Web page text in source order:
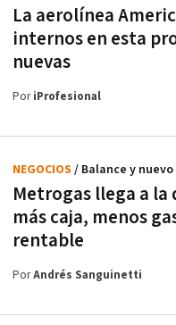
La aerolínea
internos en esta
nuevas
PoriProfesional
Metrogas llega a
más caja, menos
rentable
NEGOCIOS / Balance y
PorAndrés Sanguinetti